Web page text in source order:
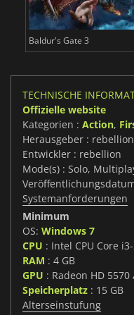
Baldur's Gate 3
TECHNISCHE
Offizielle website
Kategorien : Action,
Herausgeber : rebellion
Entwickler : rebellion
Mode(s) : Solo,
Systemanforderungen
Minimum
OS: Windows 7
CPU : Intel CPU Core
RAM : 4 GB
GPU : Radeon HD 5570
Speicherplatz : 15 GB
Alterseinstufung